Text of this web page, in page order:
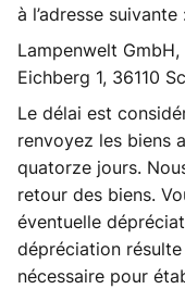
à l’adresse suivante
Lampenwelt
Eichberg 1, 36110
Le délai est
renvoyez les biens
quatorze jours.
retour des biens.
éventuelle
dépréciation
nécessaire pour